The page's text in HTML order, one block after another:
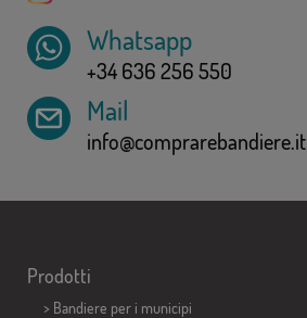
Whatsapp
+34 636 256 550
Mail
info@comprarebandiere.it
Prodotti
> Bandiere per i municipi